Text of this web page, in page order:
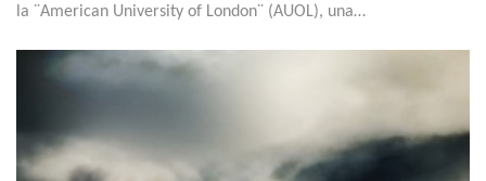
la ¨American University of London¨ (AUOL), una…